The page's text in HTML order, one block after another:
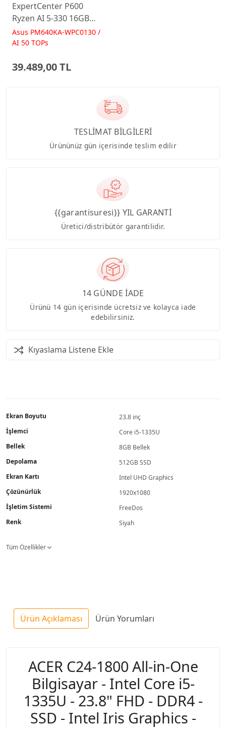
ExpertCenter P600
Ryzen AI 5-330 16GB
512GB 23.8 FreeDos
Beyaz AI-Powered AIO
Asus PM640KA-WPC0130 /
AI 50 TOPs
39.489,00 TL
TESLİMAT BİLGİLERİ
Ürününüz gün içerisinde teslim edilir
{{garantisuresi}} YIL GARANTİ
Üretici/distribütör garantilidir.
14 GÜNDE İADE
Ürünü 14 gün içerisinde ücretsiz ve kolayca iade
edebilirsiniz.
Kıyaslama Listene Ekle
Ekran Boyutu
23.8 inç
İşlemci
Core i5-1335U
Bellek
8GB Bellek
Depolama
512GB SSD
Ekran Kartı
Intel UHD Graphics
Çözünürlük
1920x1080
İşletim Sistemi
FreeDos
Renk
Siyah
Tüm Özellikler
Ürün Açıklaması Ürün Yorumları
ACER C24-1800 All-in-One
Bilgisayar - Intel Core i5-
1335U - 23.8" FHD - DDR4 -
SSD - Intel Iris Graphics -